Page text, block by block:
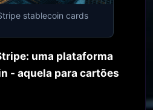
stablecoin cards
uma plataforma
- aquela para cartões